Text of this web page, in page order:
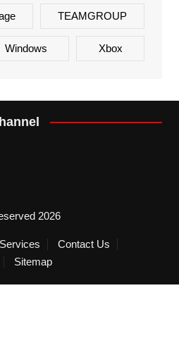
TEAMGROUP
Windows Xbox
2026
Contact Us
Sitemap